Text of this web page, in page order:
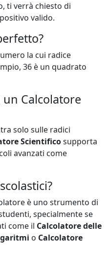
ti verrà chiesto di
valido.
la cui radice
36 è un quadrato
Calcolatore
solo sulle radici
Scientificosupporta
avanzati come
è uno strumento di
specialmente se
come il Calcolatore delle
o Calcolatore